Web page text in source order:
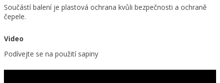
Součástí balení je plastová ochrana kvůli bezpečnosti a ochraně
čepele.
Video
Podívejte se na použití sapiny